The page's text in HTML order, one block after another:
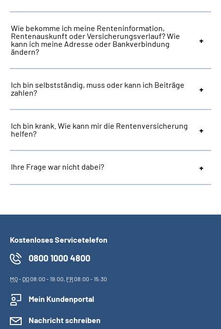
Wie bekomme ich meine Renteninformation,
Rentenauskunft oder Versicherungsverlauf? Wie
kann ich meine Adresse oder Bankverbindung
ändern?
Ich bin selbstständig, muss oder kann ich Beiträge
zahlen?
Ich bin krank. Wie kann mir die Rentenversicherung
helfen?
Ihre Frage war nicht dabei?
Kostenloses Servicetelefon
0800 1000 4800
MO- DO08:00 - 19:00, FR08:00 - 15:30
Mein Kundenportal
Nachricht schreiben